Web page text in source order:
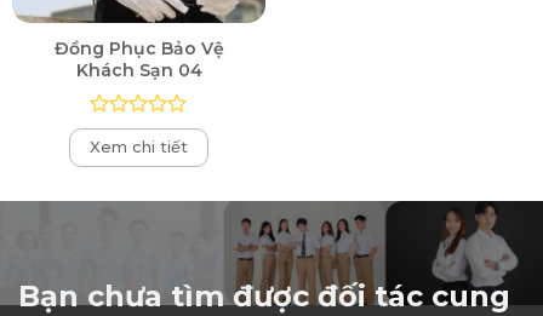
Đồng Phục Bảo Vệ
Khách Sạn 04
Được
xếp
hạng
Xem chi tiết
Bạn chưa tìm được đối tác cung